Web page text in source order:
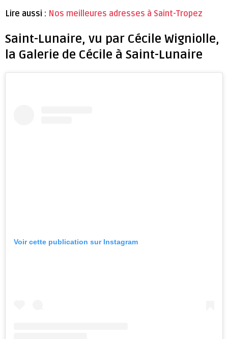
Lire aussi : Nos meilleures adresses à Saint-Tropez
Saint-Lunaire, vu par Cécile Wigniolle,
la Galerie de Cécile à Saint-Lunaire
Voir cette publication sur Instagram